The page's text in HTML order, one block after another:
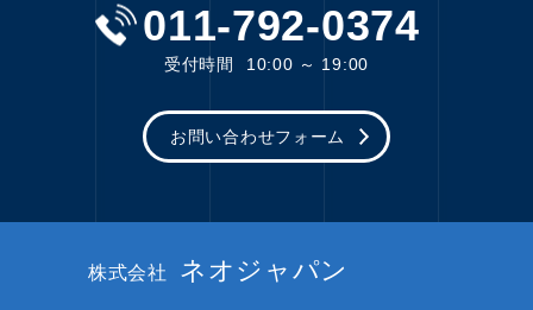
011-792-0374
受付時間 10:00 ～ 19:00
お問い合わせフォーム
株式会社 ネオジャパン